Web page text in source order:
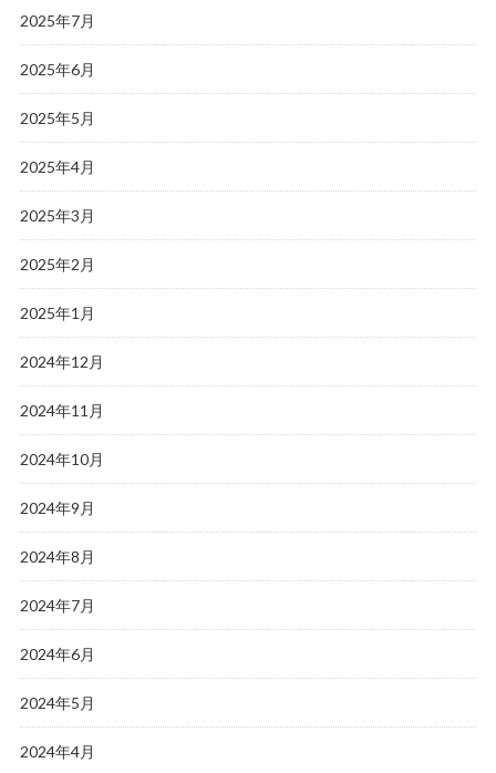
2025年7月
2025年6月
2025年5月
2025年4月
2025年3月
2025年2月
2025年1月
2024年12月
2024年11月
2024年10月
2024年9月
2024年8月
2024年7月
2024年6月
2024年5月
2024年4月